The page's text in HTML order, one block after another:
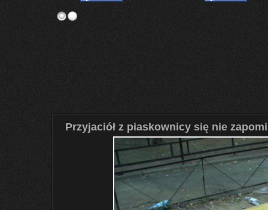
Przyjaciół z piaskownicy się nie